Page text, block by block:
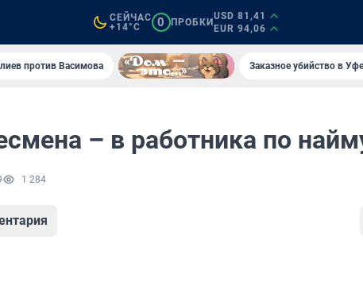
СЕЙЧАС
+14°C
0 ПРОБКИ
USD 81,41
EUR 94,06
против Васимова Заказное убийство в
– в работника по
1 284